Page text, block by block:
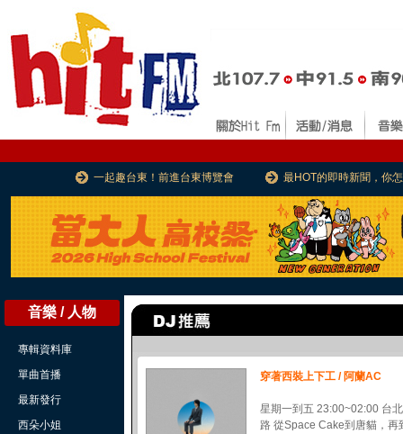
一起趣台東！前進台東博覽會 最HOT的即時新聞，你
音樂 / 人物
專輯資料庫
單曲首播
最新發行
西朵小姐
穿著西裝上下工 / 阿蘭AC
星期一到五 23:00~02:00 台
路 從Space Cake到唐貓，